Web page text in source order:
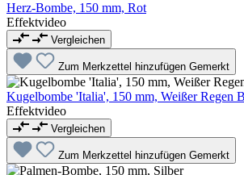
Herz-Bombe, 150 mm, Rot
Effektvideo
Vergleichen
Zum Merkzettel hinzufügen Gemerkt
Kugelbombe 'Italia', 150 mm, Weißer Regen
Effektvideo
Vergleichen
Zum Merkzettel hinzufügen Gemerkt